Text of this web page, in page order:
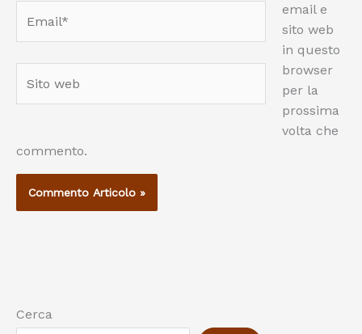
web
email e
sito web
in questo
browser
per la
prossima
volta che
commento.
Cerca